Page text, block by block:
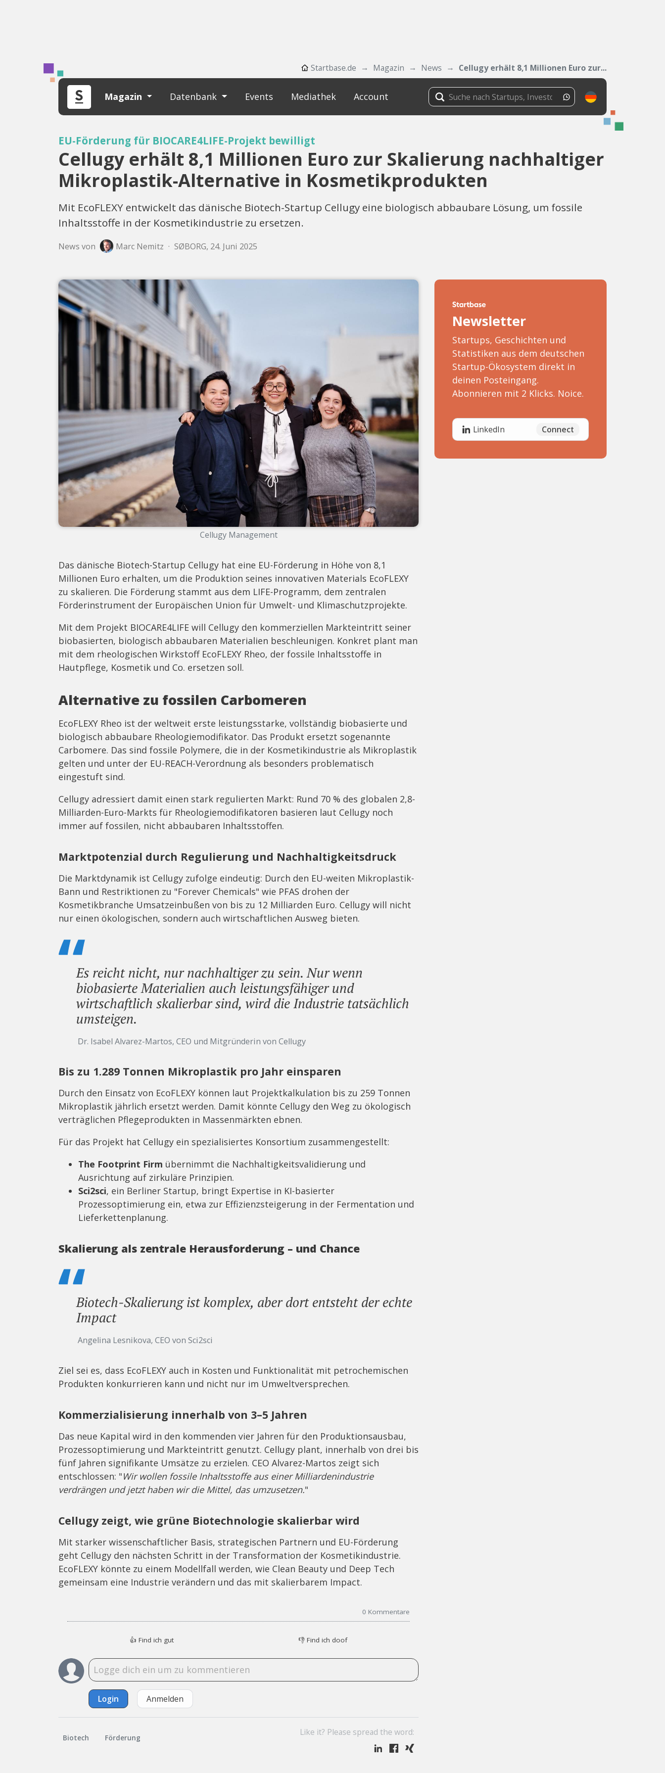
Startbase.de Magazin News Cellugy erhält 8,1 Millionen Euro zur...
Magazin Datenbank Events Mediathek Account
EU-Förderung für BIOCARE4LIFE-Projekt bewilligt
Cellugy erhält 8,1 Millionen Euro zur Skalierung nachhaltiger
Mikroplastik-Alternative in Kosmetikprodukten
Mit EcoFLEXY entwickelt das dänische Biotech-Startup Cellugy eine biologisch abbaubare Lösung, um fossile
Inhaltsstoffe in der Kosmetikindustrie zu ersetzen.
News von Marc Nemitz · SØBORG, 24. Juni 2025
Cellugy Management
Das dänische Biotech-Startup Cellugy hat eine EU-Förderung in Höhe von 8,1
Millionen Euro erhalten, um die Produktion seines innovativen Materials EcoFLEXY
zu skalieren. Die Förderung stammt aus dem LIFE-Programm, dem zentralen
Förderinstrument der Europäischen Union für Umwelt- und Klimaschutzprojekte.
Mit dem Projekt BIOCARE4LIFE will Cellugy den kommerziellen Markteintritt seiner
biobasierten, biologisch abbaubaren Materialien beschleunigen. Konkret plant man
mit dem rheologischen Wirkstoff EcoFLEXY Rheo, der fossile Inhaltsstoffe in
Hautpflege, Kosmetik und Co. ersetzen soll.
Alternative zu fossilen Carbomeren
EcoFLEXY Rheo ist der weltweit erste leistungsstarke, vollständig biobasierte und
biologisch abbaubare Rheologiemodifikator. Das Produkt ersetzt sogenannte
Carbomere. Das sind fossile Polymere, die in der Kosmetikindustrie als Mikroplastik
gelten und unter der EU-REACH-Verordnung als besonders problematisch
eingestuft sind.
Cellugy adressiert damit einen stark regulierten Markt: Rund 70 % des globalen 2,8-
Milliarden-Euro-Markts für Rheologiemodifikatoren basieren laut Cellugy noch
immer auf fossilen, nicht abbaubaren Inhaltsstoffen.
Marktpotenzial durch Regulierung und Nachhaltigkeitsdruck
Die Marktdynamik ist Cellugy zufolge eindeutig: Durch den EU-weiten Mikroplastik-
Bann und Restriktionen zu "Forever Chemicals" wie PFAS drohen der
Kosmetikbranche Umsatzeinbußen von bis zu 12 Milliarden Euro. Cellugy will nicht
nur einen ökologischen, sondern auch wirtschaftlichen Ausweg bieten.
Es reicht nicht, nur nachhaltiger zu sein. Nur wenn
biobasierte Materialien auch leistungsfähiger und
wirtschaftlich skalierbar sind, wird die Industrie tatsächlich
umsteigen.
Dr. Isabel Alvarez-Martos, CEO und Mitgründerin von Cellugy
Bis zu 1.289 Tonnen Mikroplastik pro Jahr einsparen
Durch den Einsatz von EcoFLEXY können laut Projektkalkulation bis zu 259 Tonnen
Mikroplastik jährlich ersetzt werden. Damit könnte Cellugy den Weg zu ökologisch
verträglichen Pflegeprodukten in Massenmärkten ebnen.
Für das Projekt hat Cellugy ein spezialisiertes Konsortium zusammengestellt:
The Footprint Firm übernimmt die Nachhaltigkeitsvalidierung und
Ausrichtung auf zirkuläre Prinzipien.
Sci2sci, ein Berliner Startup, bringt Expertise in KI-basierter
Prozessoptimierung ein, etwa zur Effizienzsteigerung in der Fermentation und
Lieferkettenplanung.
Skalierung als zentrale Herausforderung – und Chance
Biotech-Skalierung ist komplex, aber dort entsteht der echte
Impact
Angelina Lesnikova, CEO von Sci2sci
Ziel sei es, dass EcoFLEXY auch in Kosten und Funktionalität mit petrochemischen
Produkten konkurrieren kann und nicht nur im Umweltversprechen.
Kommerzialisierung innerhalb von 3–5 Jahren
Das neue Kapital wird in den kommenden vier Jahren für den Produktionsausbau,
Prozessoptimierung und Markteintritt genutzt. Cellugy plant, innerhalb von drei bis
fünf Jahren signifikante Umsätze zu erzielen. CEO Alvarez-Martos zeigt sich
entschlossen: "Wir wollen fossile Inhaltsstoffe aus einer Milliardenindustrie
verdrängen und jetzt haben wir die Mittel, das umzusetzen."
Cellugy zeigt, wie grüne Biotechnologie skalierbar wird
Mit starker wissenschaftlicher Basis, strategischen Partnern und EU-Förderung
geht Cellugy den nächsten Schritt in der Transformation der Kosmetikindustrie.
EcoFLEXY könnte zu einem Modellfall werden, wie Clean Beauty und Deep Tech
gemeinsam eine Industrie verändern und das mit skalierbarem Impact.
0 Kommentare
👍 Find ich gut 👎 Find ich doof
Login Anmelden
Biotech Förderung
Like it? Please spread the word:
Newsletter
Startups, Geschichten und
Statistiken aus dem deutschen
Startup-Ökosystem direkt in
deinen Posteingang.
Abonnieren mit 2 Klicks. Noice.
LinkedIn Connect